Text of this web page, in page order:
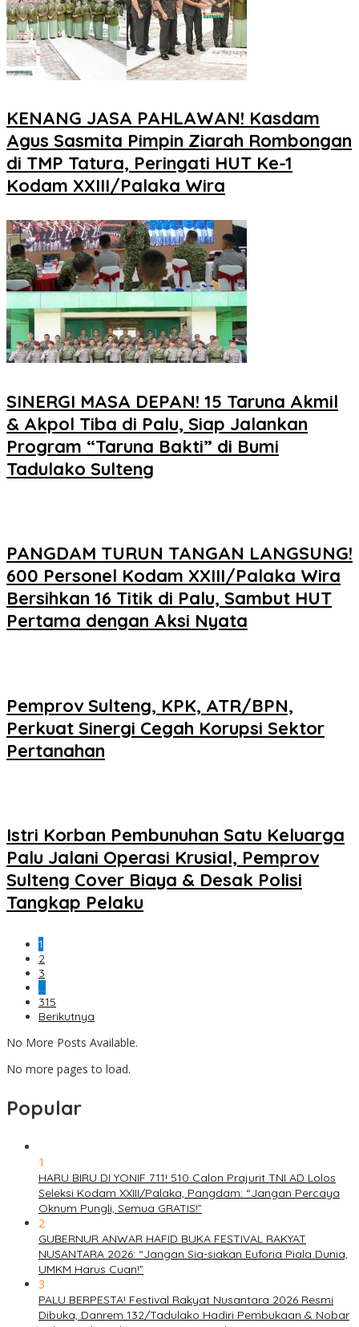
KENANG JASA PAHLAWAN! Kasdam
Agus Sasmita Pimpin Ziarah Rombongan
di TMP Tatura, Peringati HUT Ke-1
Kodam XXIII/Palaka Wira
SINERGI MASA DEPAN! 15 Taruna Akmil
& Akpol Tiba di Palu, Siap Jalankan
Program “Taruna Bakti” di Bumi
Tadulako Sulteng
PANGDAM TURUN TANGAN LANGSUNG!
600 Personel Kodam XXIII/Palaka Wira
Bersihkan 16 Titik di Palu, Sambut HUT
Pertama dengan Aksi Nyata
Pemprov Sulteng, KPK, ATR/BPN,
Perkuat Sinergi Cegah Korupsi Sektor
Pertanahan
Istri Korban Pembunuhan Satu Keluarga
Palu Jalani Operasi Krusial, Pemprov
Sulteng Cover Biaya & Desak Polisi
Tangkap Pelaku
1
2
3
…
315
Berikutnya
No More Posts Available.
No more pages to load.
Popular
1
HARU BIRU DI YONIF 711! 510 Calon Prajurit TNI AD Lolos
Seleksi Kodam XXIII/Palaka, Pangdam: “Jangan Percaya
Oknum Pungli, Semua GRATIS!”
2
GUBERNUR ANWAR HAFID BUKA FESTIVAL RAKYAT
NUSANTARA 2026: “Jangan Sia-siakan Euforia Piala Dunia,
UMKM Harus Cuan!”
3
PALU BERPESTA! Festival Rakyat Nusantara 2026 Resmi
Dibuka, Danrem 132/Tadulako Hadiri Pembukaan & Nobar